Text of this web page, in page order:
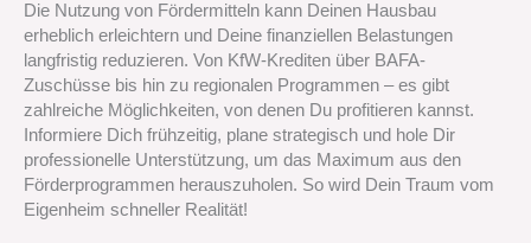
Die Nutzung von Fördermitteln kann Deinen Hausbau
erheblich erleichtern und Deine finanziellen Belastungen
langfristig reduzieren. Von KfW-Krediten über BAFA-
Zuschüsse bis hin zu regionalen Programmen – es gibt
zahlreiche Möglichkeiten, von denen Du profitieren kannst.
Informiere Dich frühzeitig, plane strategisch und hole Dir
professionelle Unterstützung, um das Maximum aus den
Förderprogrammen herauszuholen. So wird Dein Traum vom
Eigenheim schneller Realität!